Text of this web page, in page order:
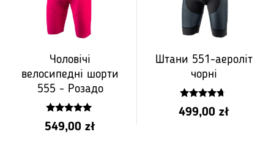
Чоловічі
велосипедні шорти
555 - Розадо
5.00
z 5
549,00 zł
Штани 551-аероліт
чорні
4.50
z 5
499,00 zł